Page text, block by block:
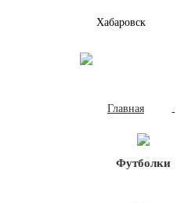
Хабаровск
Главная -
Футболки